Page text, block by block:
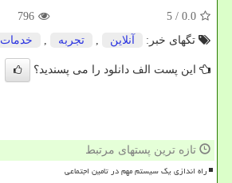
0.0
/ 5
796
تگهای خبر:
آنلاین , تجربه , خدمات
این پست الف دانلود را می پسندید؟
تازه ترین پستهای مرتبط
راه اندازی یک سیستم مهم در تامین اجتماعی